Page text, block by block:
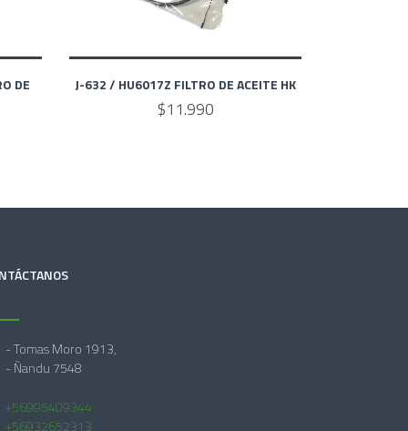
DE J-632 / HU6017Z FILTRO DE ACEITE HK
$11.990
- Tomas Moro 1913,
- Ñandu 7548
+56995409344
+56932652313